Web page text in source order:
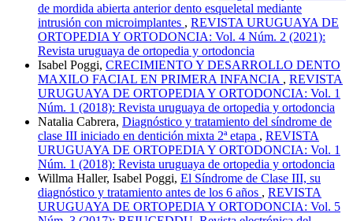
de mordida abierta anterior dento esqueletal mediante
intrusión con microimplantes , REVISTA URUGUAYA DE
ORTOPEDIA Y ORTODONCIA: Vol. 4 Núm. 2 (2021):
Revista uruguaya de ortopedia y ortodoncia
Isabel Poggi, CRECIMIENTO Y DESARROLLO DENTO
MAXILO FACIAL EN PRIMERA INFANCIA , REVISTA
URUGUAYA DE ORTOPEDIA Y ORTODONCIA: Vol. 1
Núm. 1 (2018): Revista uruguaya de ortopedia y ortodoncia
Natalia Cabrera, Diagnóstico y tratamiento del síndrome de
clase III iniciado en dentición mixta 2ª etapa , REVISTA
URUGUAYA DE ORTOPEDIA Y ORTODONCIA: Vol. 1
Núm. 1 (2018): Revista uruguaya de ortopedia y ortodoncia
Willma Haller, Isabel Poggi, El Síndrome de Clase III, su
diagnóstico y tratamiento antes de los 6 años , REVISTA
URUGUAYA DE ORTOPEDIA Y ORTODONCIA: Vol. 5